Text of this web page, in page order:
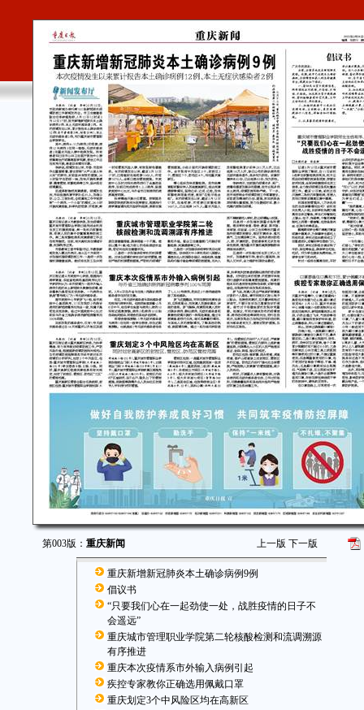
第003版： 重庆新闻 上一版 下一版
重庆新增新冠肺炎本土确诊病例9例
倡议书
“只要我们心在一起劲使一处，战胜疫情的日子不
会遥远”
重庆城市管理职业学院第二轮核酸检测和流调溯源
有序推进
重庆本次疫情系市外输入病例引起
疾控专家教你正确选用佩戴口罩
重庆划定3个中风险区均在高新区